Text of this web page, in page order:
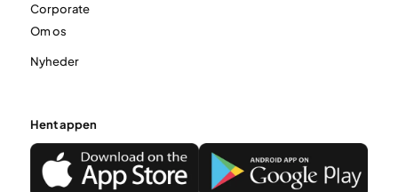
Corporate
Om os
Nyheder
Hent appen